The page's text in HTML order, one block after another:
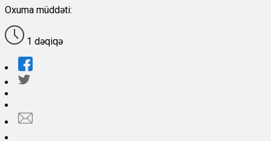
Oxuma müddəti:
1 dəqiqə